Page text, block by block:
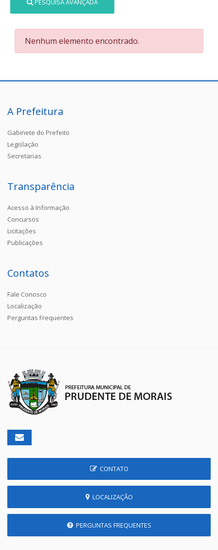
PESQUISA AVANÇADA
Nenhum elemento encontrado.
A Prefeitura
Gabinete do Prefeito
Legislação
Secretarias
Transparência
Acesso à Informação
Concursos
Licitações
Publicações
Contatos
Fale Conosco
Localização
Perguntas Frequentes
CONTATO
LOCALIZAÇÃO
PERGUNTAS FREQUENTES